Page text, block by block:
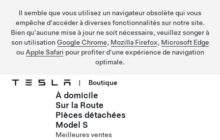
Il semble que vous utilisez un navigateur obsolète qui vous
empêche d'accéder à diverses fonctionnalités sur notre site.
Bien qu'aucune mise à jour ne soit nécessaire, veuillez songer à
son utilisation Google Chrome, Mozilla Firefox, Microsoft Edge
ou Apple Safari pour profiter d'une expérience de navigation
optimale.
Passer au contenu principal
| Boutique
À domicile
Sur la Route
Pièces détachées
Model S
Meilleures ventes